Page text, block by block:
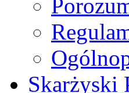
Skarżyski